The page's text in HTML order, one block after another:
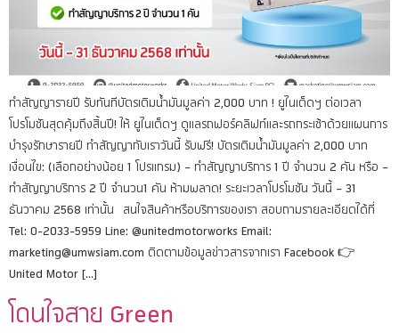
ทำสัญญารายปี รับทันทีบัตรเติมน้ำมันมูลค่า 2,000 บาท ! ยูไนเต็ดฯ ต่อเวลา
โปรโมชันสุดคุ้มถึงสิ้นปี! ให้ ยูไนเต็ดฯ ดูแลรถฟอร์คลิฟท์และรถกระเช้าด้วยแผนการ
บำรุงรักษารายปี ทำสัญญากับเราวันนี้ รับฟรี! บัตรเติมน้ำมันมูลค่า 2,000 บาท
เงื่อนไข: (เลือกอย่างน้อย 1 โปรแกรม) – ทำสัญญาบริการ 1 ปี จำนวน 2 คัน หรือ –
ทำสัญญาบริการ 2 ปี จำนวน1 คัน ห้ามพลาด! ระยะเวลาโปรโมชัน วันนี้ – 31
ธันวาคม 2568 เท่านั้น สนใจสินค้าหรือบริการของเรา สอบถามรายละเอียดได้ที่
Tel: 0-2033-5959 Line: @unitedmotorworks Email:
marketing@umwsiam.com ติดตามข้อมูลข่าวสารจากเรา Facebook 👉
United Motor […]
โดนใจสาย Green